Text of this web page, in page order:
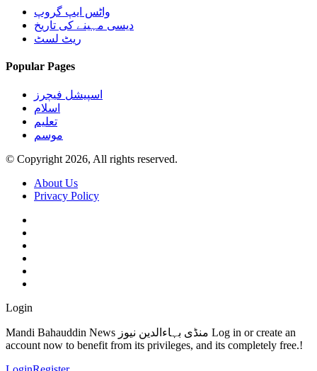
واٹس ایپ گروپ
دیسی مہینے کی تاریخ
ریٹ لسٹ
Popular Pages
اسپیشل فیچرز
اسلام
تعلیم
موسم
© Copyright 2026, All rights reserved.
About Us
Privacy Policy
Login
Mandi Bahauddin News منڈی بہاءالدین نیوز Log in or create an
account now to benefit from its privileges, and its completely free.!